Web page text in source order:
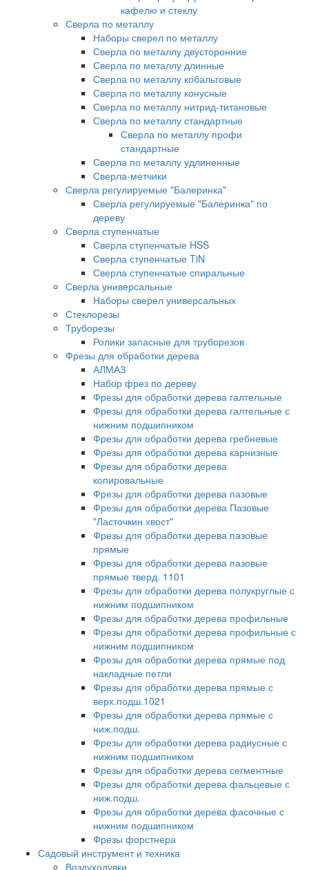
кафелю и стеклу
Сверла по металлу
Наборы сверел по металлу
Сверла по металлу двусторонние
Сверла по металлу длинные
Сверла по металлу кобальтовые
Сверла по металлу конусные
Сверла по металлу нитрид-титановые
Сверла по металлу стандартные
Сверла по металлу профи
стандартные
Сверла по металлу удлиненные
Сверла-метчики
Сверла регулируемые "Балеринка"
Сверла регулируемые "Балеринка" по
дереву
Сверла ступенчатые
Сверла ступенчатые HSS
Сверла ступенчатые TiN
Сверла ступенчатые спиральные
Сверла универсальные
Наборы сверел универсальных
Стеклорезы
Труборезы
Ролики запасные для труборезов
Фрезы для обработки дерева
АЛМАЗ
Набор фрез по дереву
Фрезы для обработки дерева галтельные
Фрезы для обработки дерева галтельные с
нижним подшипником
Фрезы для обработки дерева гребневые
Фрезы для обработки дерева карнизные
Фрезы для обработки дерева
копировальные
Фрезы для обработки дерева пазовые
Фрезы для обработки дерева Пазовые
"Ласточкин хвост"
Фрезы для обработки дерева пазовые
прямые
Фрезы для обработки дерева пазовые
прямые тверд. 1101
Фрезы для обработки дерева полукруглые с
нижним подшипником
Фрезы для обработки дерева профильные
Фрезы для обработки дерева профильные с
нижним подшипником
Фрезы для обработки дерева прямые под
накладные петли
Фрезы для обработки дерева прямые с
верх.подш.1021
Фрезы для обработки дерева прямые с
ниж.подш.
Фрезы для обработки дерева радиусные с
нижним подшипником
Фрезы для обработки дерева сегментные
Фрезы для обработки дерева фальцевые с
ниж.подш.
Фрезы для обработки дерева фасочные с
нижним подшипником
Фрезы форстнера
Садовый инструмент и техника
Воздуходувки